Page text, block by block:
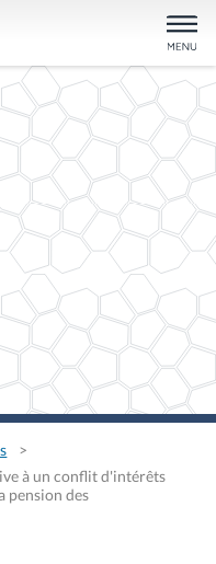
à un conflit d'intérêts
pension des